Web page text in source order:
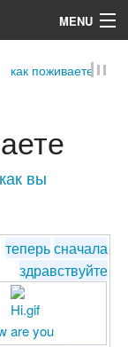
MENU
как поживаете
вы
теперьсначала
здравствуйте
are you